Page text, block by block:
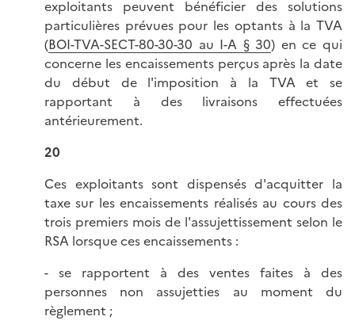
exploitants peuvent bénéficier des solutions
particulières prévues pour les optants à la TVA
(BOI-TVA-SECT-80-30-30 au I-A § 30) en ce qui
concerne les encaissements perçus après la date
du début de l'imposition à la TVA et se
rapportant à des livraisons effectuées
antérieurement.
20
Ces exploitants sont dispensés d'acquitter la
taxe sur les encaissements réalisés au cours des
trois premiers mois de l'assujettissement selon le
RSA lorsque ces encaissements :
- se rapportent à des ventes faites à des
personnes non assujetties au moment du
règlement ;